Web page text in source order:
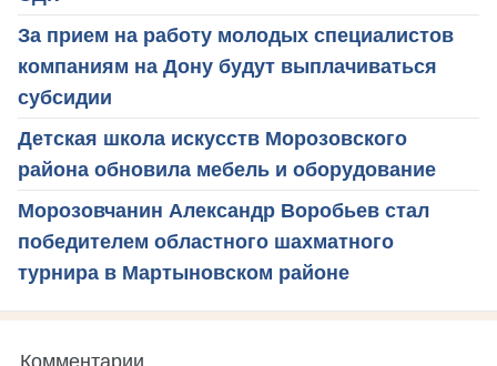
За прием на работу молодых специалистов
компаниям на Дону будут выплачиваться
субсидии
Детская школа искусств Морозовского
района обновила мебель и оборудование
Морозовчанин Александр Воробьев стал
победителем областного шахматного
турнира в Мартыновском районе
Комментарии